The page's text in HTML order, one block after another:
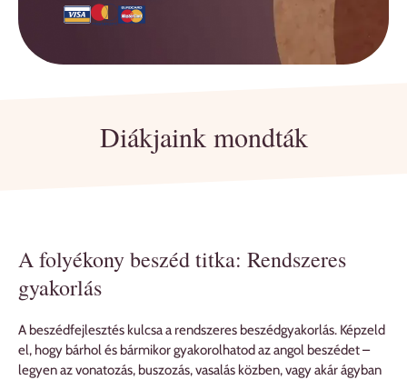
Diákjaink mondták
A folyékony beszéd titka: Rendszeres
gyakorlás
A beszédfejlesztés kulcsa a rendszeres beszédgyakorlás. Képzeld
el, hogy bárhol és bármikor gyakorolhatod az angol beszédet –
legyen az vonatozás, buszozás, vasalás közben, vagy akár ágyban